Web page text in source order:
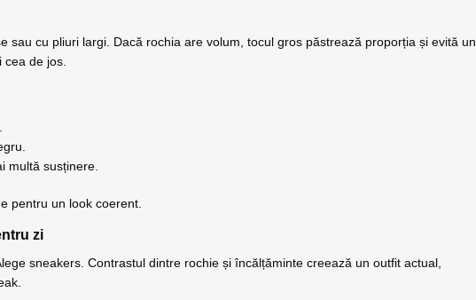
sau cu pliuri largi. Dacă rochia are volum, tocul gros păstrează proporția și evită un
de jos.
multă susținere.
pentru un look coerent.
zi
sneakers. Contrastul dintre rochie și încălțăminte creează un outfit actual,